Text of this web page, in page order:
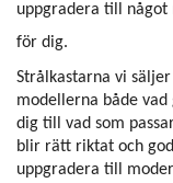
uppgradera till
för dig.
Strålkastarna vi
modellerna både
dig till vad som
blir rätt riktat och
uppgradera till